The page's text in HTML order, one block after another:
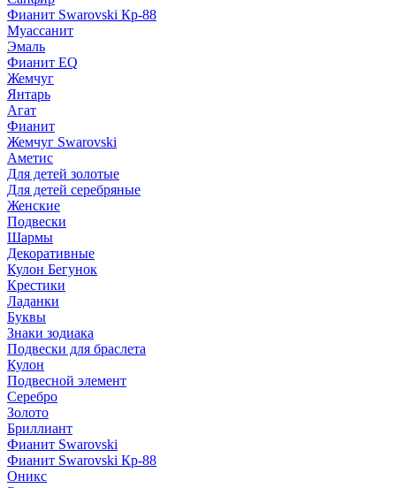
Фианит Swarovski Кр-88
Муассанит
Эмаль
Фианит EQ
Жемчуг
Янтарь
Агат
Фианит
Жемчуг Swarovski
Аметис
Для детей золотые
Для детей серебряные
Женские
Подвески
Шармы
Декоративные
Кулон Бегунок
Крестики
Ладанки
Буквы
Знаки зодиака
Подвески для браслета
Кулон
Подвесной элемент
Серебро
Золото
Бриллиант
Фианит Swarovski
Фианит Swarovski Кр-88
Оникс